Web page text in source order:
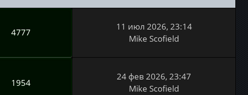
4777
11 июл 2026, 23:14
Mike Scofield
1954
24 фев 2026, 23:47
Mike Scofield